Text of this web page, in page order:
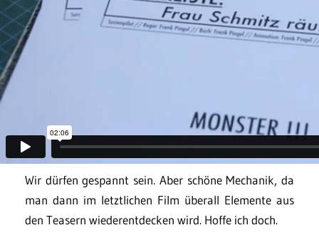
Wir dürfen gespannt sein. Aber schöne Mechanik, da
man dann im letztlichen Film überall Elemente aus
den Teasern wiederentdecken wird. Hoffe ich doch.